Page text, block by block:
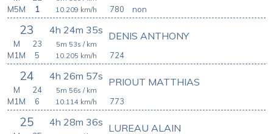
780
10.209 km/h
M5M
1 non
23 4h 24m 35s
724
DENIS ANTHONY
5m 53s / km
10.205 km/h
M
23
M1M
5
24 4h 26m 57s
773
PRIOUT MATTHIAS
5m 56s / km
10.114 km/h
M
24
M1M
6
25 4h 28m 36s LUREAU ALAIN